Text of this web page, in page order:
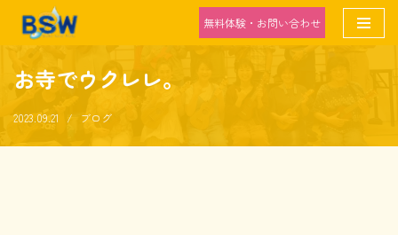
コ
ン
テ
ン
無料体験・お問い合わせ
ホーム»お寺でウクレレ。
お寺でウクレレ。
2023.09.21 ブログ